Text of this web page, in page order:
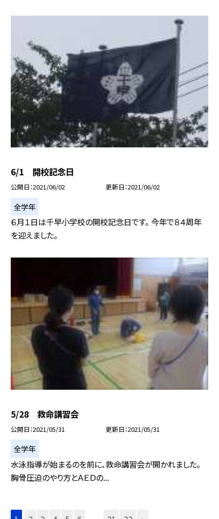
6/1 開校記念日
公開日 2021/06/02 更新日 2021/06/02
全学年
６月１日は千早小学校の開校記念日です。 今年で８４周年
を迎えました。
5/28 救命講習会
公開日 2021/05/31 更新日 2021/05/31
全学年
水泳指導が始まるのを前に、救命講習会が開かれました。
胸骨圧迫のやり方とＡＥＤの...